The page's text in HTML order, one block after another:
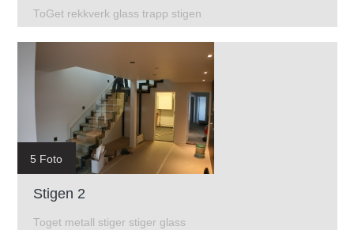
ToGet rekkverk glass trapp stigen
5 Foto
Stigen 2
Toget metall stiger stiger glass